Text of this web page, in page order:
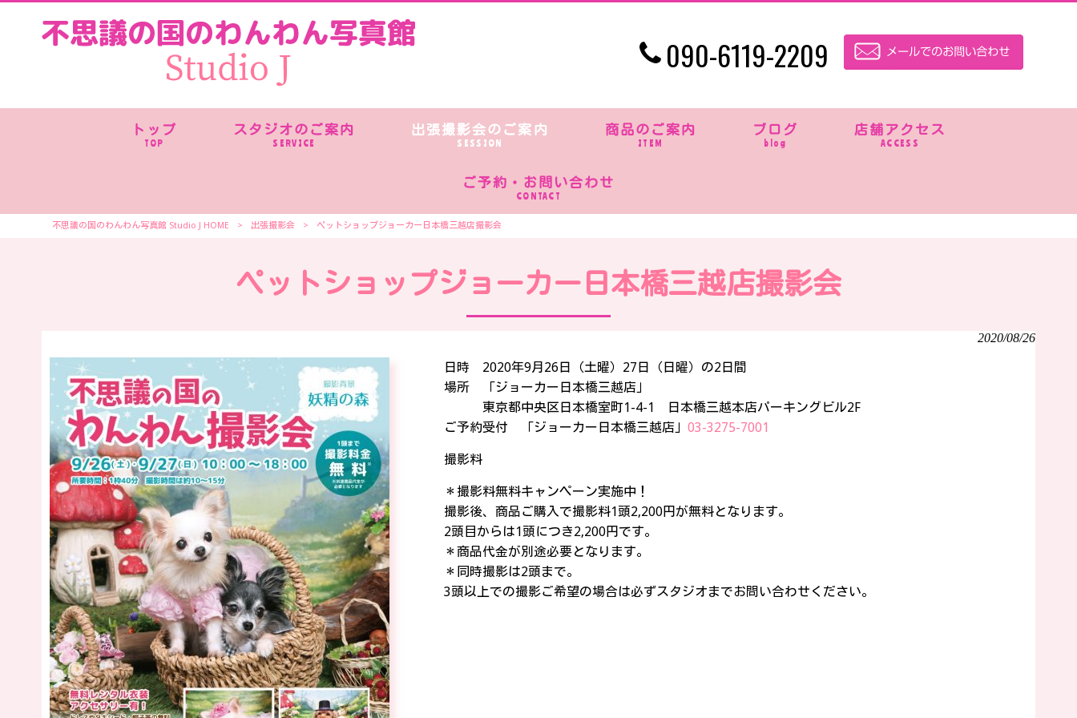
090-6119-2209
トップ
TOP
スタジオのご案内
SERVICE
出張撮影会のご案内
SESSION
商品のご案内
ITEM
ブログ
blog
店舗アクセス
ACCESS
ご予約・お問い合わせ
CONTACT
不思議の国のわんわん写真館 Studio J HOME > 出張撮影会 > ペットショップジョーカー日本橋三越店撮影会
ペットショップジョーカー日本橋三越店撮影会
2020/08/26
日時 2020年9月26日（土曜）27日（日曜）の2日間
場所 「ジョーカー日本橋三越店」
東京都中央区日本橋室町1-4-1 日本橋三越本店パーキングビル2F
ご予約受付 「ジョーカー日本橋三越店」 03-3275-7001
撮影料
＊撮影料無料キャンペーン実施中！
撮影後、商品ご購入で撮影料1頭2,200円が無料となります。
2頭目からは1頭につき2,200円です。
＊商品代金が別途必要となります。
＊同時撮影は2頭まで。
3頭以上での撮影ご希望の場合は必ずスタジオまでお問い合わせください。